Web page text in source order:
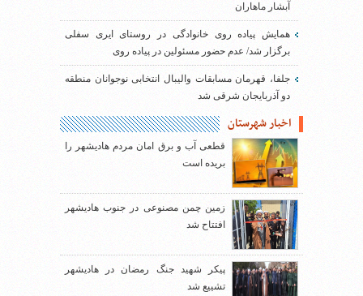
آبشار ماهاران
همایش پیاده روی خانوادگی در روستای ایری سفلی
برگزار شد/ عدم حضور مسئولین در پیاده روی
جلفا، قهرمان مسابقات والیبال انتخابی نوجوانان منطقه
دو آذربایجان شرقی شد
اخبار شهرستان
قطعی آب و برق امان مردم هادیشهر را
بریده است
زمین چمن مصنوعی در جنوب هادیشهر
افتتاح شد
پیکر شهید جنگ رمضان در هادیشهر
تشییع شد